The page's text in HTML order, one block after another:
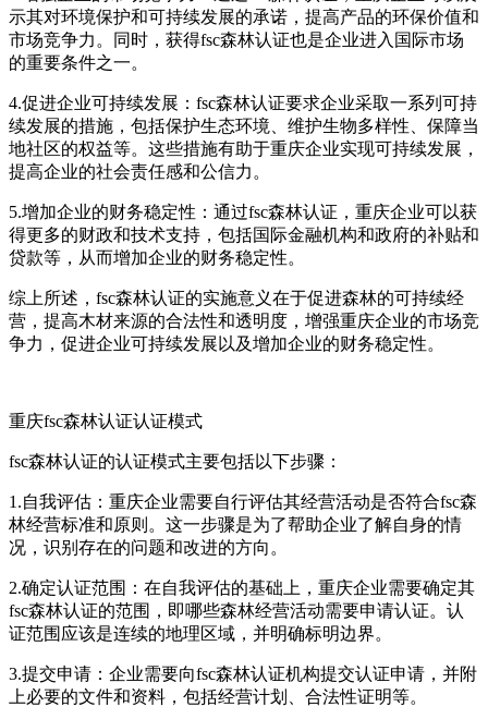
示其对环境保护和可持续发展的承诺，提高产品的环保价值和
市场竞争力。同时，获得fsc森林认证也是企业进入国际市场
的重要条件之一。
4.促进企业可持续发展：fsc森林认证要求企业采取一系列可持
续发展的措施，包括保护生态环境、维护生物多样性、保障当
地社区的权益等。这些措施有助于重庆企业实现可持续发展，
提高企业的社会责任感和公信力。
5.增加企业的财务稳定性：通过fsc森林认证，重庆企业可以获
得更多的财政和技术支持，包括国际金融机构和政府的补贴和
贷款等，从而增加企业的财务稳定性。
综上所述，fsc森林认证的实施意义在于促进森林的可持续经
营，提高木材来源的合法性和透明度，增强重庆企业的市场竞
争力，促进企业可持续发展以及增加企业的财务稳定性。
重庆fsc森林认证认证模式
fsc森林认证的认证模式主要包括以下步骤：
1.自我评估：重庆企业需要自行评估其经营活动是否符合fsc森
林经营标准和原则。这一步骤是为了帮助企业了解自身的情
况，识别存在的问题和改进的方向。
2.确定认证范围：在自我评估的基础上，重庆企业需要确定其
fsc森林认证的范围，即哪些森林经营活动需要申请认证。认
证范围应该是连续的地理区域，并明确标明边界。
3.提交申请：企业需要向fsc森林认证机构提交认证申请，并附
上必要的文件和资料，包括经营计划、合法性证明等。